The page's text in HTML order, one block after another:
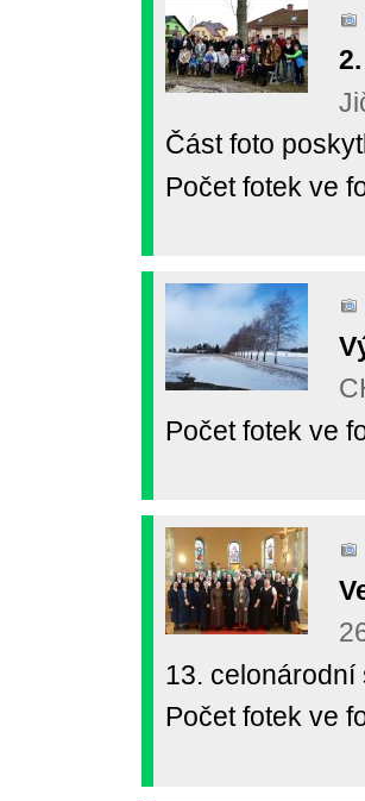
Část foto
Počet fotek ve
Počet fotek ve
13.
Počet fotek ve